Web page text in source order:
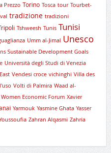
Prezzo Torino Tosca tour Tourbet-
tradizione tradizioni
Tshweesh Tunis Tunisi
Umm al-Jimal Unesco
Sustainable Development Goals
Università degli Studi di Venezia
Vendesi croce vichinghi Villa des
Volti di Palmira Waad al-
Women Economic Forum Xavier
Yarmouk Yasmine Ghata Yasser
Zahran Alqasmi Zahria